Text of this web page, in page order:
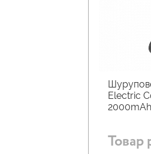
Electric
2000mAh
Товар